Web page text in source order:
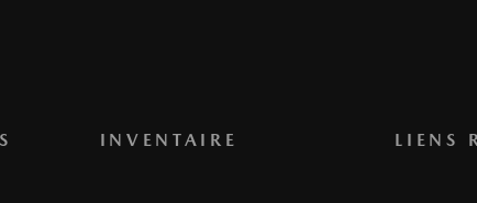
INVENTAIRE LIENS